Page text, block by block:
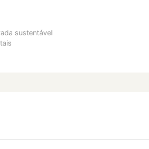
sustentável